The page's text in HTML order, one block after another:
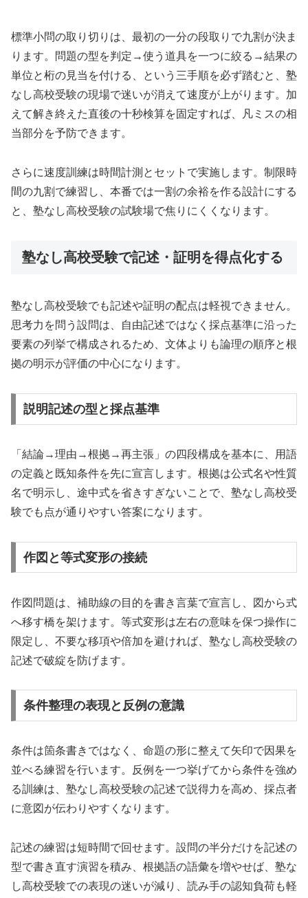
標準小問の取り切りは、最初の一分の段取りで九割が決ま
ります。問題の型を判定→使う道具を一つに絞る→結果の
単位と桁の見当を付ける、という三手順を必ず踏むと、塾
なし高校受験の現場で迷いが消えて速度が上がります。加
えて解き終えた直後の十秒検算を固定すれば、凡ミスの相
当部分を予防できます。
さらに速度訓練は時間計測とセットで実施します。制限時
間の九割で練習し、本番では一割の余裕を作る設計にする
と、塾なし高校受験の試験場で焦りにくくなります。
塾なし高校受験で記述・証明を得点化する
塾なし高校受験でも記述や証明の配点は軽視できません。
思考力を問う設問は、自由記述ではなく採点基準に沿った
要素の列挙で構成されるため、文体よりも論理の順序と根
拠の明示が評価の中心になります。
説明記述の型と採点基準
「結論→理由→根拠→再主張」の四段構成を基本に、用語
の定義と既知条件を先に宣言します。根拠は公式名や性質
名で明示し、途中式を省きすぎないことで、塾なし高校受
験でも点が通りやすい答案になります。
作図と等式変形の接続
作図問題は、補助線の目的を書き言葉で宣言し、図から式
へ移す橋を架けます。等式変形は左右の意味を保つ操作に
限定し、不要な移項や倍加を避ければ、塾なし高校受験の
記述で破綻を防げます。
条件整理の表現と反例の意識
条件は箇条書きではなく、命題の形に整えて矢印で因果を
並べる練習を行います。反例を一つ挙げてから条件を強め
る訓練は、塾なし高校受験の記述で説得力を高め、採点者
に意図が伝わりやすくなります。
記述の練習は短時間で回せます。設問の半分だけを記述の
型で書き直す演習を積み、根拠語の語彙を増やせば、塾な
し高校受験での表現の迷いが減り、読み手の認知負荷も軽